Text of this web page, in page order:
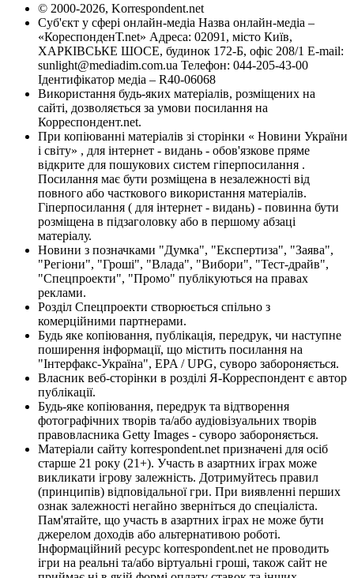
© 2000-2026, Korrespondent.net
Суб'єкт у сфері онлайн-медіа Назва онлайн-медіа –
«КореспонденТ.net» Адреса: 02091, місто Київ,
ХАРКІВСЬКЕ ШОСЕ, будинок 172-Б, офіс 208/1 E-mail:
sunlight@mediadim.com.ua Телефон: 044-205-43-00
Ідентифікатор медіа – R40-06068
Використання будь-яких матеріалів, розміщених на
сайті, дозволяється за умови посилання на
Корреспондент.net.
При копіюванні матеріалів зі сторінки « Новини України
і світу» , для інтернет - видань - обов'язкове пряме
відкрите для пошукових систем гіперпосилання .
Посилання має бути розміщена в незалежності від
повного або часткового використання матеріалів.
Гіперпосилання ( для інтернет - видань) - повинна бути
розміщена в підзаголовку або в першому абзаці
матеріалу.
Новини з позначками "Думка", "Експертиза", "Заява",
"Регіони", "Гроші", "Влада", "Вибори", "Тест-драйв",
"Спецпроекти", "Промо" публікуються на правах
реклами.
Розділ Спецпроекти створюється спільно з
комерційними партнерами.
Будь яке копіювання, публікація, передрук, чи наступне
поширення інформації, що містить посилання на
"Інтерфакс-Україна", EPA / UPG, суворо забороняється.
Власник веб-сторінки в розділі Я-Корреспондент є автор
публікації.
Будь-яке копіювання, передрук та відтворення
фотографічних творів та/або аудіовізуальних творів
правовласника Getty Images - суворо забороняється.
Матеріали сайту korrespondent.net призначені для осіб
старше 21 року (21+). Участь в азартних іграх може
викликати ігрову залежність. Дотримуйтесь правил
(принципів) відповідальної гри. При виявленні перших
ознак залежності негайно зверніться до спеціаліста.
Пам'ятайте, що участь в азартних іграх не може бути
джерелом доходів або альтернативою роботі.
Інформаційний ресурс korrespondent.net не проводить
ігри на реальні та/або віртуальні гроші, також сайт не